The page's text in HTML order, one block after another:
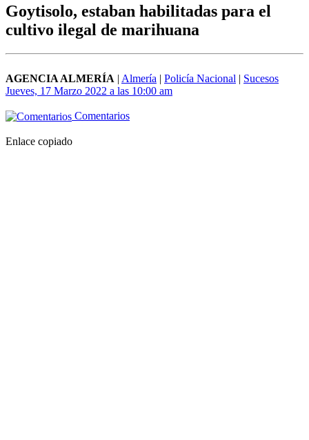
Goytisolo, estaban habilitadas para el
cultivo ilegal de marihuana
AGENCIA ALMERÍA | Almería | Policía Nacional | Sucesos
Jueves, 17 Marzo 2022 a las 10:00 am
Comentarios
Enlace copiado